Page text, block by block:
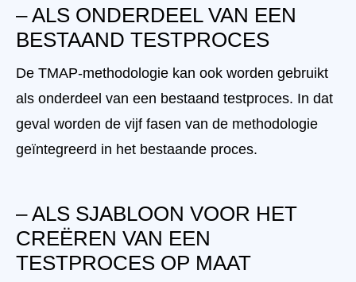
– ALS ONDERDEEL VAN EEN
BESTAAND TESTPROCES
De TMAP-methodologie kan ook worden gebruikt
als onderdeel van een bestaand testproces. In dat
geval worden de vijf fasen van de methodologie
geïntegreerd in het bestaande proces.
– ALS SJABLOON VOOR HET
CREËREN VAN EEN
TESTPROCES OP MAAT